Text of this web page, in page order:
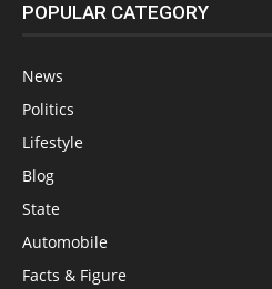
POPULAR CATEGORY
News
Politics
Lifestyle
Blog
State
Automobile
Facts & Figure